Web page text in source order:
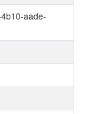
aade-